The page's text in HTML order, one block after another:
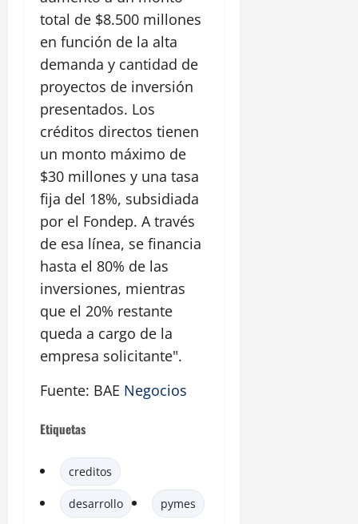
total de $8.500 millones
en función de la alta
demanda y cantidad de
proyectos de inversión
presentados. Los
créditos directos tienen
un monto máximo de
$30 millones y una tasa
fija del 18%, subsidiada
por el Fondep. A través
de esa línea, se financia
hasta el 80% de las
inversiones, mientras
que el 20% restante
queda a cargo de la
empresa solicitante".
Fuente: BAE Negocios
Etiquetas
creditos
desarrollo pymes